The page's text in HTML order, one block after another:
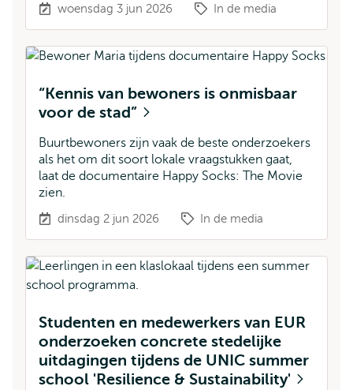
woensdag 3 jun 2026 In de media
“Kennis van bewoners is onmisbaar
voor de stad”
Buurtbewoners zijn vaak de beste onderzoekers
als het om dit soort lokale vraagstukken gaat,
laat de documentaire Happy Socks: The Movie
zien.
dinsdag 2 jun 2026 In de media
Studenten en medewerkers van EUR
onderzoeken concrete stedelijke
uitdagingen tijdens de UNIC summer
school 'Resilience & Sustainability'